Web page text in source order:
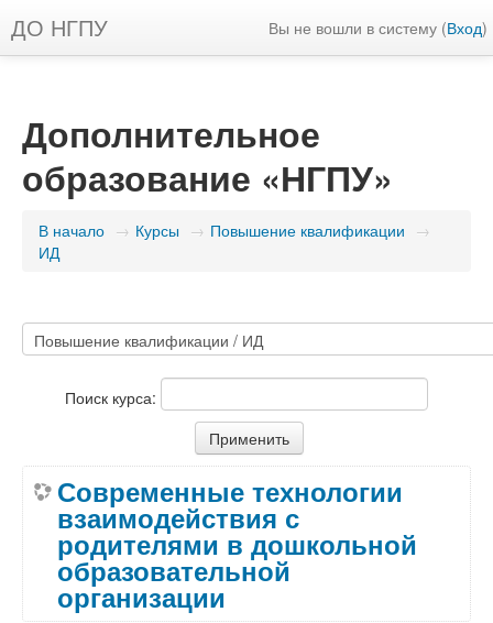
ДО НГПУ Вы не вошли в систему (Вход)
Дополнительное
образование «НГПУ»
В начало → Курсы → Повышение квалификации →
ИД
Поиск курса:
Современные технологии
взаимодействия с
родителями в дошкольной
образовательной
организации